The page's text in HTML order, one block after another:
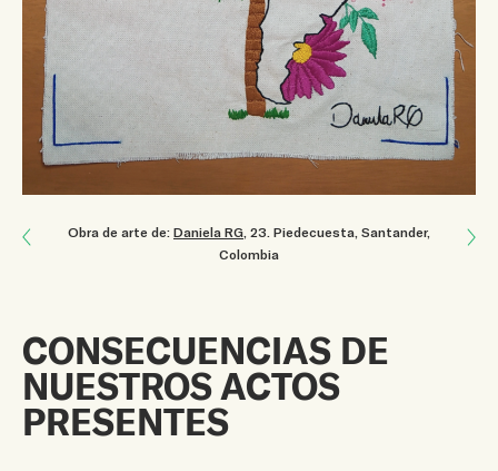
Obra de arte de: Daniela RG , 23 Piedecuesta, Santander,
Colombia
CONSECUENCIAS DE
NUESTROS ACTOS
PRESENTES